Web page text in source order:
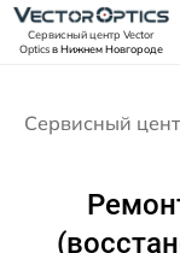
Сервисный центр Vector
Opticsв Нижнем Новгороде
Сервисный